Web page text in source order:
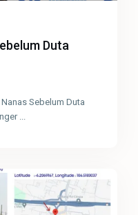
Duta
Sebelum Duta
...